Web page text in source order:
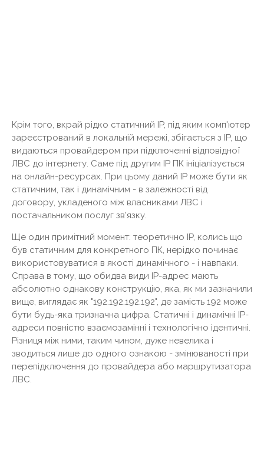
Крім того, вкрай рідко статичний IP, під яким комп'ютер
зареєстрований в локальній мережі, збігається з IP, що
видаються провайдером при підключенні відповідної
ЛВС до інтернету. Саме під другим IP ПК ініціалізується
на онлайн-ресурсах. При цьому даний IP може бути як
статичним, так і динамічним - в залежності від
договору, укладеного між власниками ЛВС і
постачальником послуг зв'язку.
Ще один примітний момент: теоретично IP, колись що
був статичним для конкретного ПК, нерідко починає
використовуватися в якості динамічного - і навпаки.
Справа в тому, що обидва види IP-адрес мають
абсолютно однакову конструкцію, яка, як ми зазначили
вище, виглядає як "192.192.192.192", де замість 192 може
бути будь-яка тризначна цифра. Статичні і динамічні IP-
адреси повністю взаємозамінні і технологічно ідентичні.
Різниця між ними, таким чином, дуже невелика і
зводиться лише до одного ознакою - змінюваності при
перепідключення до провайдера або маршрутизатора
ЛВС.